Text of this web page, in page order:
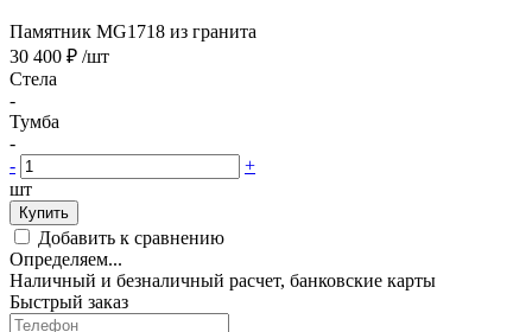
Памятник MG1718 из гранита
30 400 ₽ /шт
Стела
-
Тумба
-
-
+
шт
Купить
Добавить к сравнению
Определяем...
Наличный и безналичный расчет, банковские карты
Быстрый заказ